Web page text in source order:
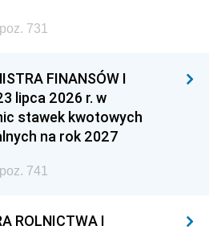
731
FINANSÓW I
lipca 2026 r. w
stawek kwotowych
na rok 2027
741
ROLNICTWA I